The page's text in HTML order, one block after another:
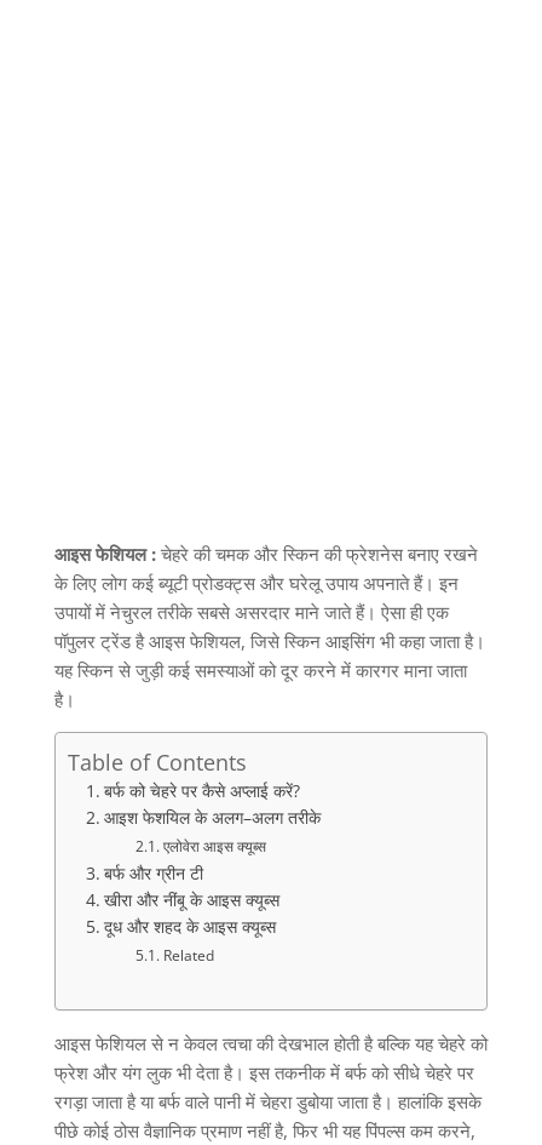
आइस फेशियल :चेहरे की चमक और स्किन की फ्रेशनेस बनाए रखने
के लिए लोग कई ब्यूटी प्रोडक्ट्स और घरेलू उपाय अपनाते हैं। इन
उपायों में नेचुरल तरीके सबसे असरदार माने जाते हैं। ऐसा ही एक
पॉपुलर ट्रेंड है आइस फेशियल, जिसे स्किन आइसिंग भी कहा जाता है।
यह स्किन से जुड़ी कई समस्याओं को दूर करने में कारगर माना जाता
है।
Table of Contents
बर्फ को चेहरे पर कैसे अप्लाई करें?
आइश फेशयिल के अलग–अलग तरीके
एलोवेरा आइस क्यूब्स
बर्फ और ग्रीन टी
खीरा और नींबू के आइस क्यूब्स
दूध और शहद के आइस क्यूब्स
Related
आइस फेशियल से न केवल त्वचा की देखभाल होती है बल्कि यह चेहरे को
फ्रेश और यंग लुक भी देता है। इस तकनीक में बर्फ को सीधे चेहरे पर
रगड़ा जाता है या बर्फ वाले पानी में चेहरा डुबोया जाता है। हालांकि इसके
पीछे कोई ठोस वैज्ञानिक प्रमाण नहीं है, फिर भी यह पिंपल्स कम करने,